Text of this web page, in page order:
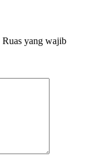
Ruas yang wajib